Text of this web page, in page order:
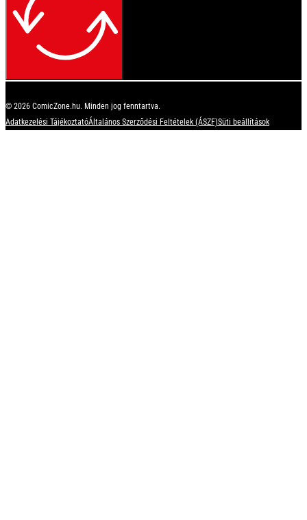
© 2026 ComicZone.hu. Minden jog fenntartva.
Adatkezelési TájékoztatóÁltalános Szerződési Feltételek (ÁSZF)Süti beállítások